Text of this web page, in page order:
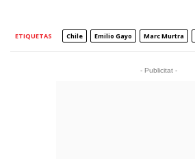
ETIQUETAS Chile Emilio Gayo Marc Murtra
- Publicitat -